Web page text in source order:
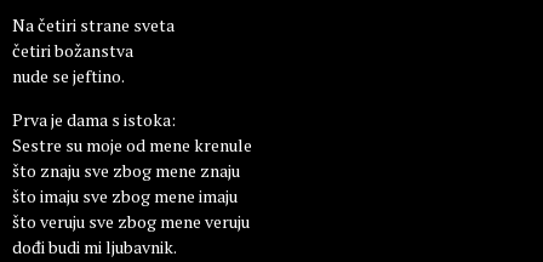
Na četiri strane sveta
četiri božanstva
nude se jeftino.
Prva je dama s istoka:
Sestre su moje od mene krenule
što znaju sve zbog mene znaju
što imaju sve zbog mene imaju
što veruju sve zbog mene veruju
dođi budi mi ljubavnik.